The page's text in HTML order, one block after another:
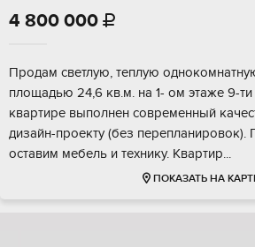
4 800 000 
Продам светлую, теплую
площадью 24,6 кв.м. на 1- ом этаже 9-
квартире выполнен современный
дизайн-проекту (без перепланировок).
оставим мебель и технику. Квартир...
ПОКАЗАТЬ НА